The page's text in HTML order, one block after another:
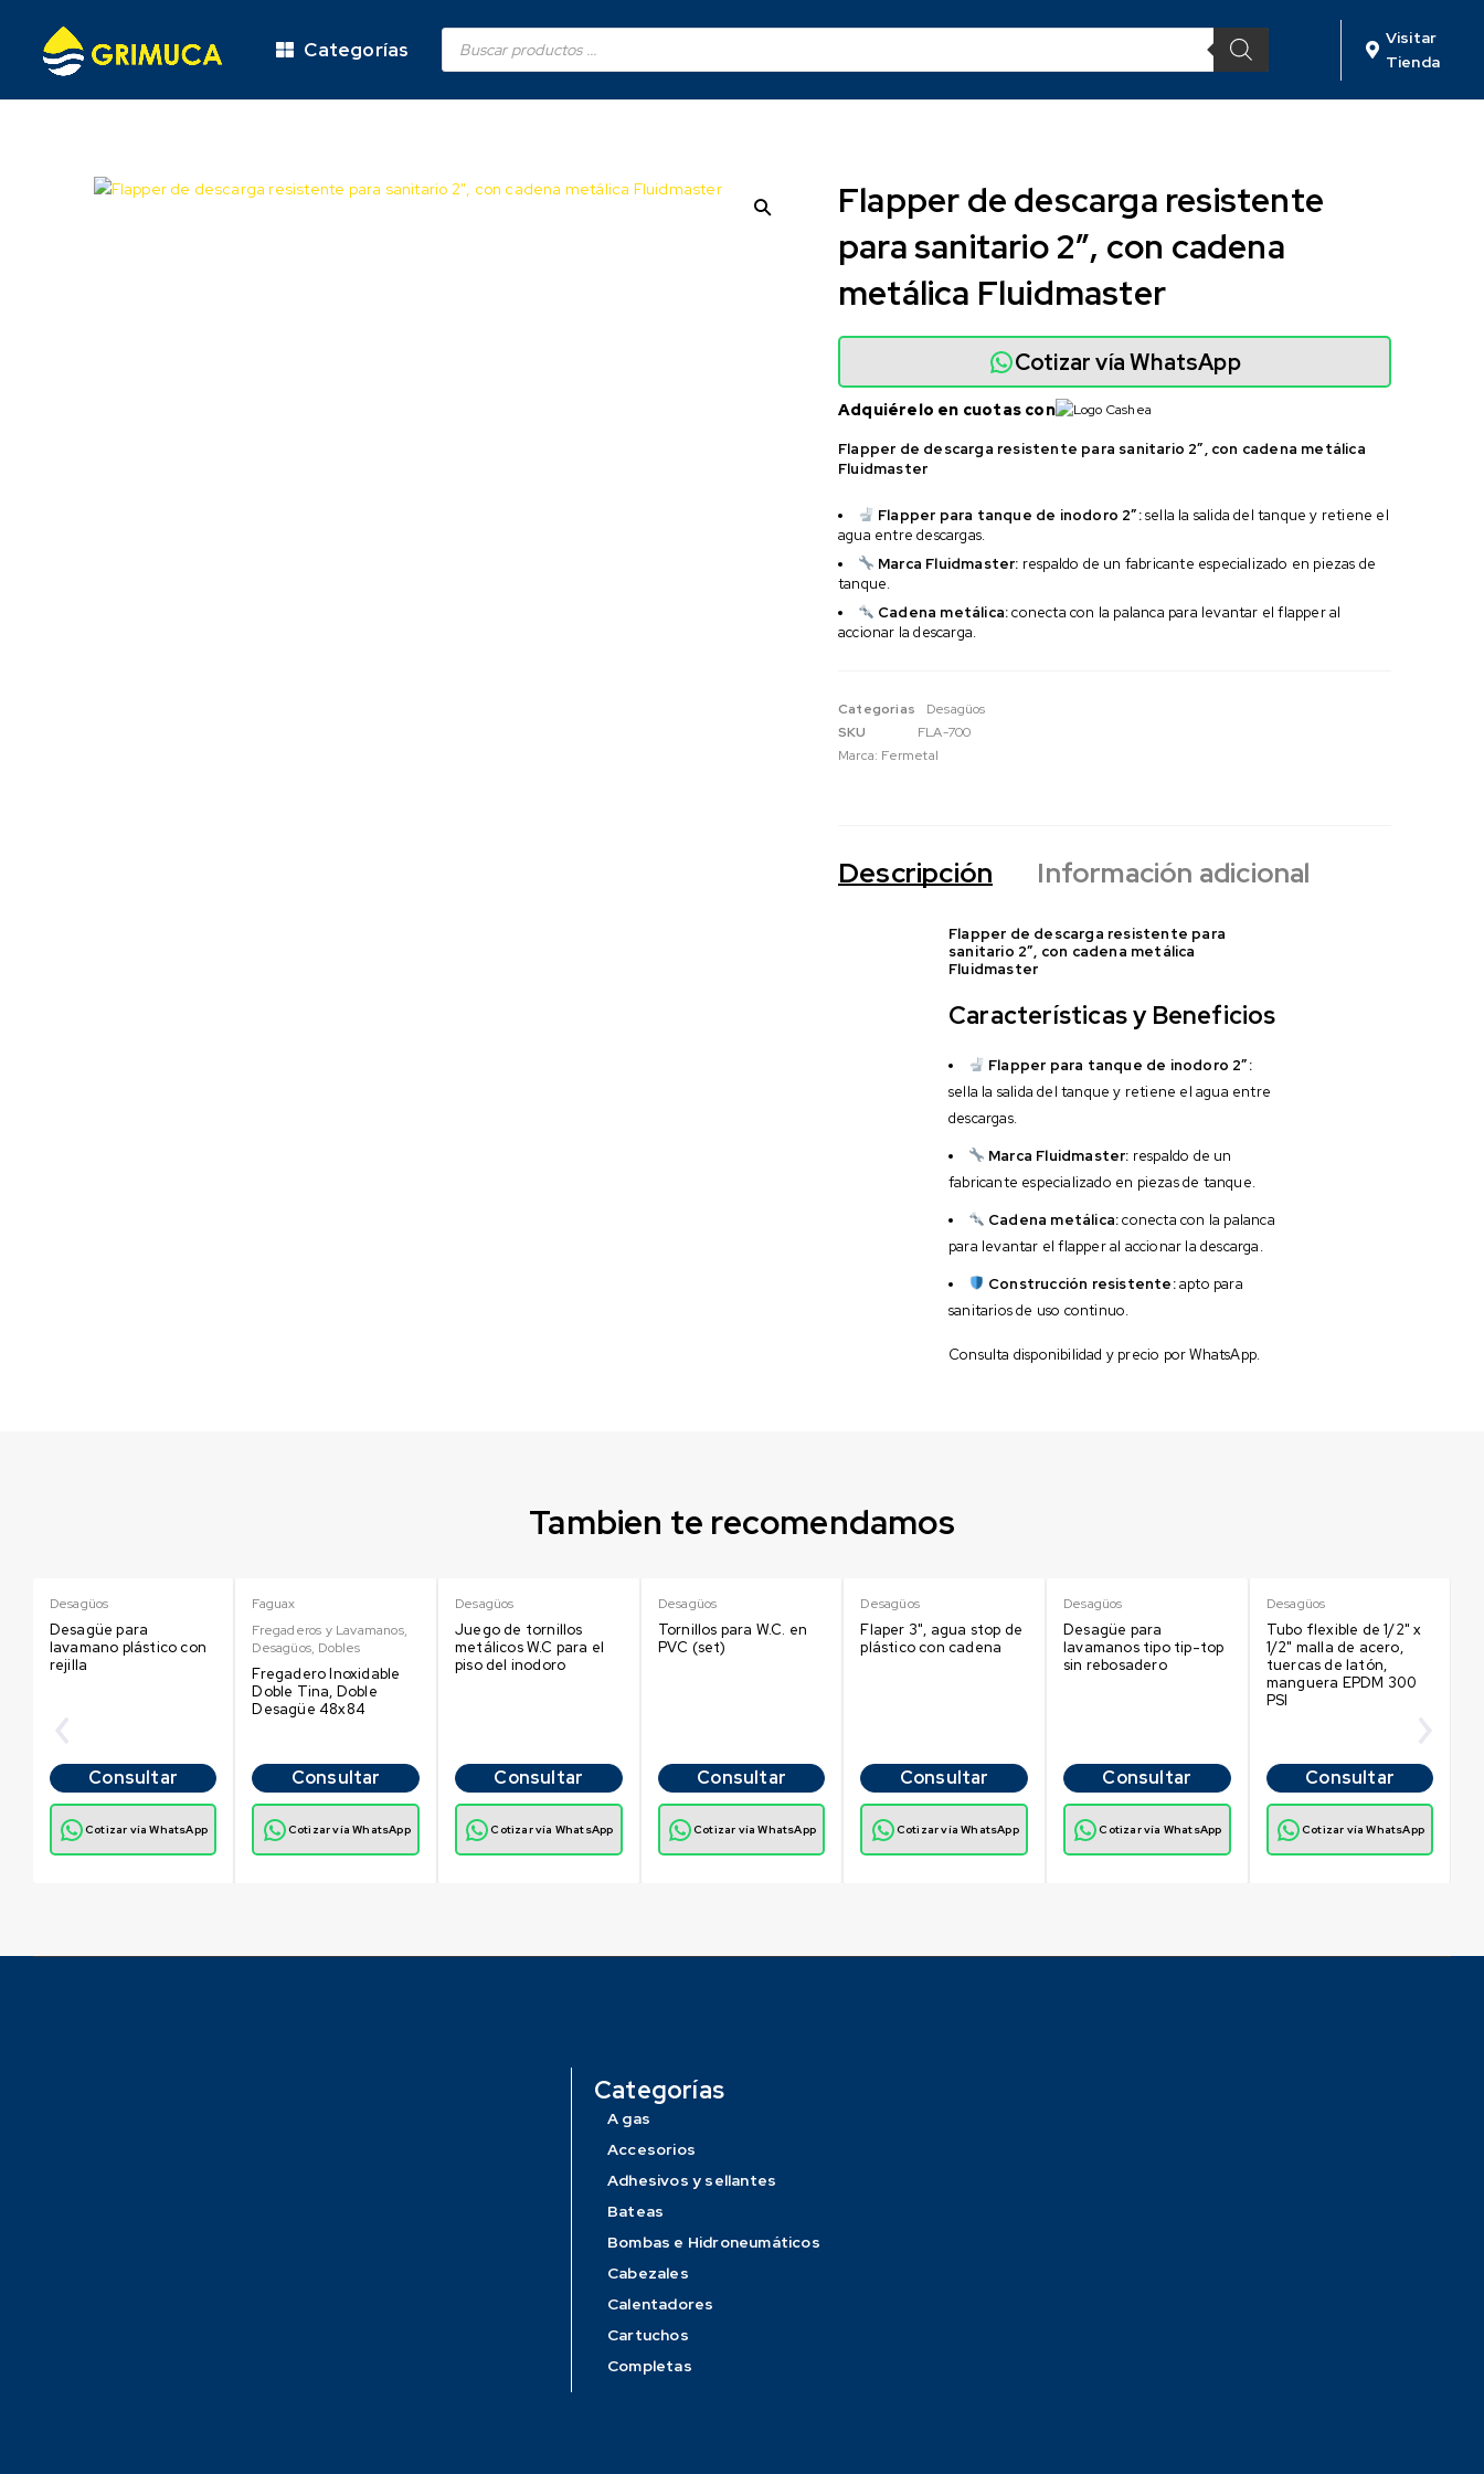
Categorías
Visitar
Tienda
Flapper de descarga resistente
para sanitario 2″, con cadena
metálica Fluidmaster
Flapper de descarga resistente para sanitario 2″, con cadena metálica
Fluidmaster
Flapper para tanque de inodoro 2″:sella la salida del tanque y retiene el
agua entre descargas.
Marca Fluidmaster: respaldo de un fabricante especializado en piezas de
tanque.
Cadena metálica:conecta con la palanca para levantar el flapper al
accionar la descarga.
Cotizar vía WhatsApp
Adquiérelo en cuotas con
Categorias
Desagüos
SKU
FLA-700
Marca: Fermetal
Descripción Información adicional
Flapper de descarga resistente para
sanitario 2″, con cadena metálica
Fluidmaster
Características y Beneficios
Flapper para tanque de inodoro 2″:
sella la salida del tanque y retiene el agua entre
descargas.
Marca Fluidmaster: respaldo de un
fabricante especializado en piezas de tanque.
Cadena metálica:conecta con la palanca
para levantar el flapper al accionar la descarga.
Construcción resistente:apto para
sanitarios de uso continuo.
Consulta disponibilidad y precio por WhatsApp.
Tambien te recomendamos
Desagüos
Desagüe para
lavamano plástico con
rejilla
Consultar
Cotizar vía WhatsApp
Faguax
Fregaderos y Lavamanos,
Desagüos, Dobles
Fregadero Inoxidable
Doble Tina, Doble
Desagüe 48x84
Consultar
Cotizar vía WhatsApp
Desagüos
Juego de tornillos
metálicos W.C para el
piso del inodoro
Consultar
Cotizar vía WhatsApp
Desagüos
Tornillos para W.C. en
PVC (set)
Consultar
Cotizar vía WhatsApp
Desagüos
Flaper 3", agua stop de
plástico con cadena
Consultar
Cotizar vía WhatsApp
Desagüos
Desagüe para
lavamanos tipo tip-top
sin rebosadero
Consultar
Cotizar vía WhatsApp
Desagüos
Tubo flexible de 1/2" x
1/2" malla de acero,
tuercas de latón,
manguera EPDM 300
PSI
Consultar
Cotizar vía WhatsApp
Categorías
A gas
Accesorios
Adhesivos y sellantes
Bateas
Bombas e Hidroneumáticos
Cabezales
Calentadores
Cartuchos
Completas